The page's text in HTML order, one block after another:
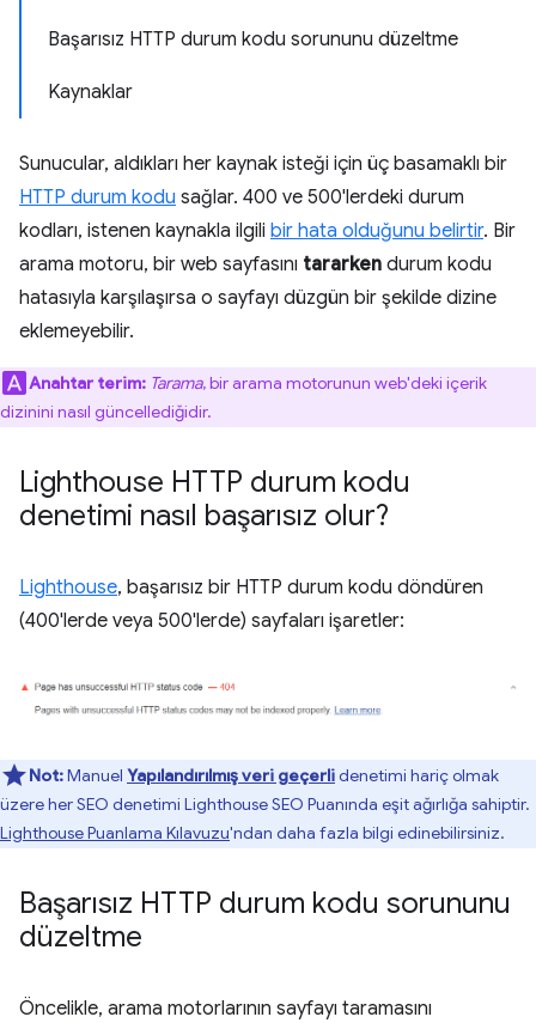
Başarısız HTTP durum kodu sorununu düzeltme
Kaynaklar
Sunucular, aldıkları her kaynak isteği için üç basamaklı bir
HTTP durum kodu sağlar. 400 ve 500'lerdeki durum
kodları, istenen kaynakla ilgili bir hata olduğunu belirtir. Bir
arama motoru, bir web sayfasını tararken durum kodu
hatasıyla karşılaşırsa o sayfayı düzgün bir şekilde dizine
eklemeyebilir.
Anahtar terim: Tarama, bir arama motorunun web'deki içerik
dizinini nasıl güncellediğidir.
Lighthouse HTTP durum kodu
denetimi nasıl başarısız olur?
Lighthouse, başarısız bir HTTP durum kodu döndüren
(400'lerde veya 500'lerde) sayfaları işaretler:
Not:Manuel Yapılandırılmış veri geçerlidenetimi hariç olmak
üzere her SEO denetimi Lighthouse SEO Puanında eşit ağırlığa sahiptir.
Lighthouse Puanlama Kılavuzu'ndan daha fazla bilgi edinebilirsiniz.
Başarısız HTTP durum kodu sorununu
düzeltme
Öncelikle, arama motorlarının sayfayı taramasını